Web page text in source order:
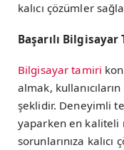
kalıcı çözümler
Başarılı
Bilgisayar tamiri
almak,
şeklidir. Deneyimli
yaparken en kaliteli
sorunlarınıza